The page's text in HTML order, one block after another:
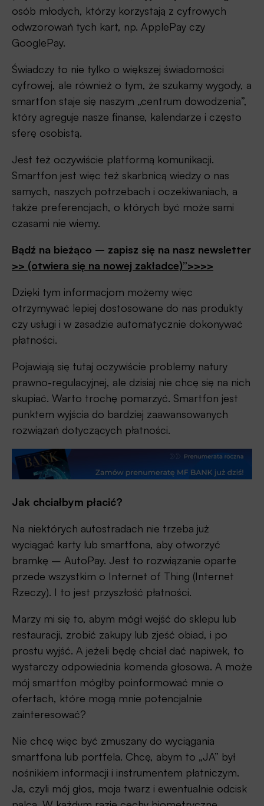
osób młodych, którzy korzystają z cyfrowych
odwzorowań tych kart, np. ApplePay czy
GooglePay.
Świadczy to nie tylko o większej świadomości
cyfrowej, ale również o tym, że szukamy wygody, a
smartfon staje się naszym „centrum dowodzenia”,
który agreguje nasze finanse, kalendarze i często
sferę osobistą.
Jest też oczywiście platformą komunikacji.
Smartfon jest więc też skarbnicą wiedzy o nas
samych, naszych potrzebach i oczekiwaniach, a
także preferencjach, o których być może sami
czasami nie wiemy.
Bądź na bieżąco – zapisz się na nasz newsletter
>> (otwiera się na nowej zakładce)”>>>>
Dzięki tym informacjom możemy więc
otrzymywać lepiej dostosowane do nas produkty
czy usługi i w zasadzie automatycznie dokonywać
płatności.
Pojawiają się tutaj oczywiście problemy natury
prawno-regulacyjnej, ale dzisiaj nie chcę się na nich
skupiać. Warto trochę pomarzyć. Smartfon jest
punktem wyjścia do bardziej zaawansowanych
rozwiązań dotyczących płatności.
Jak chciałbym płacić?
Na niektórych autostradach nie trzeba już
wyciągać karty lub smartfona, aby otworzyć
bramkę – AutoPay. Jest to rozwiązanie oparte
przede wszystkim o Internet of Thing (Internet
Rzeczy). I to jest przyszłość płatności.
Marzy mi się to, abym mógł wejść do sklepu lub
restauracji, zrobić zakupy lub zjeść obiad, i po
prostu wyjść. A jeżeli będę chciał dać napiwek, to
wystarczy odpowiednia komenda głosowa. A może
mój smartfon mógłby poinformować mnie o
ofertach, które mogą mnie potencjalnie
zainteresować?
Nie chcę więc być zmuszany do wyciągania
smartfona lub portfela. Chcę, abym to „JA” był
nośnikiem informacji i instrumentem płatniczym.
Ja, czyli mój głos, moja twarz i ewentualnie odcisk